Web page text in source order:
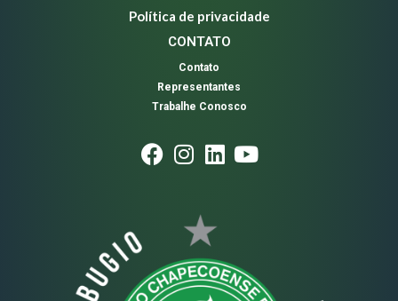
Política de privacidade
CONTATO
Contato
Representantes
Trabalhe Conosco